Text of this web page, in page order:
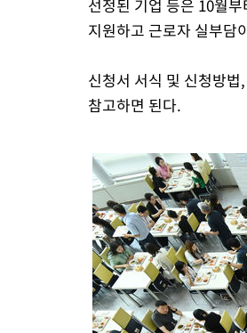
선정된 기업 등은 10월
지원하고 근로자 실부담
신청서 서식 및 신청방
참고하면 된다.